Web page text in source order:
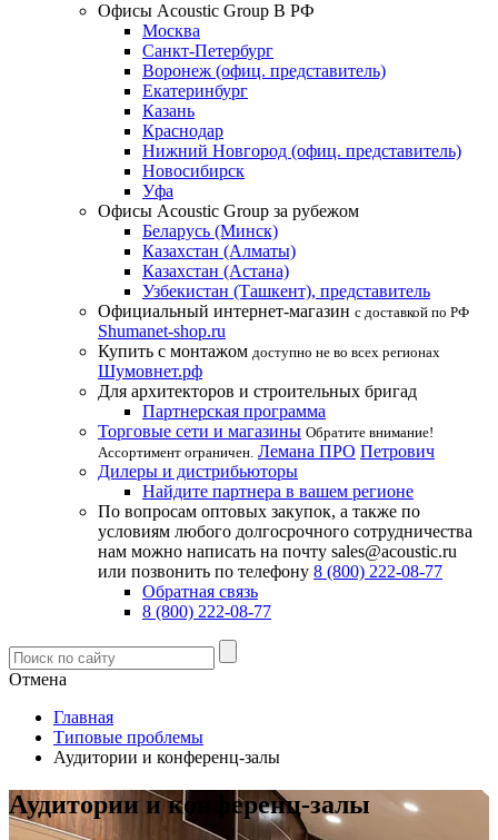
Офисы Acoustic Group В РФ
Москва
Санкт-Петербург
Воронеж (офиц. представитель)
Екатеринбург
Казань
Краснодар
Нижний Новгород (офиц. представитель)
Новосибирск
Уфа
Офисы Acoustic Group за рубежом
Беларусь (Минск)
Казахстан (Алматы)
Казахстан (Астана)
Узбекистан (Ташкент), представитель
Официальный интернет-магазин с доставкой по РФ
Shumanet-shop.ru
Купить с монтажом доступно не во всех регионах
Шумовнет.рф
Для архитекторов и строительных бригад
Партнерская программа
Торговые сети и магазины Обратите внимание!
Ассортимент ограничен. Лемана ПРО Петрович
Дилеры и дистрибьюторы
Найдите партнера в вашем регионе
По вопросам оптовых закупок, а также по
условиям любого долгосрочного сотрудничества
нам можно написать на почту sales@acoustic.ru
или позвонить по телефону 8 (800) 222-08-77
Обратная связь
8 (800) 222-08-77
Отмена
Главная
Типовые проблемы
Аудитории и конференц-залы
Аудитории и конференц-залы